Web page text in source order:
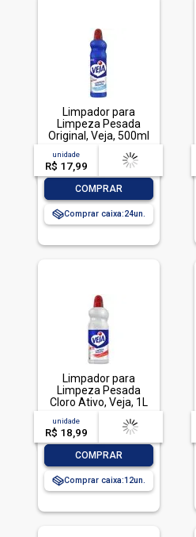
Limpador para
Limpeza Pesada
Original, Veja, 500ml
unidade
R$ 17,99
acima de
-- --,--un.
COMPRAR
Comprar caixa:24
Limpador para
Limpeza Pesada
Cloro Ativo, Veja, 1L
unidade
R$ 18,99
acima de
-- --,--un.
COMPRAR
Comprar caixa:12